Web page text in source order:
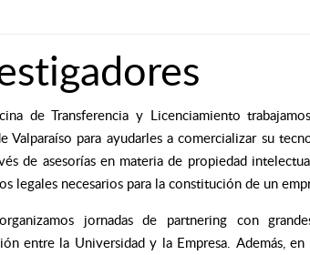
de Transferencia y Licenciamiento
Valparaíso para ayudarles a comercializar su
de asesorías en materia de propiedad
legales necesarios para la constitución de un
jornadas de partnering con
entre la Universidad y la Empresa. Además,